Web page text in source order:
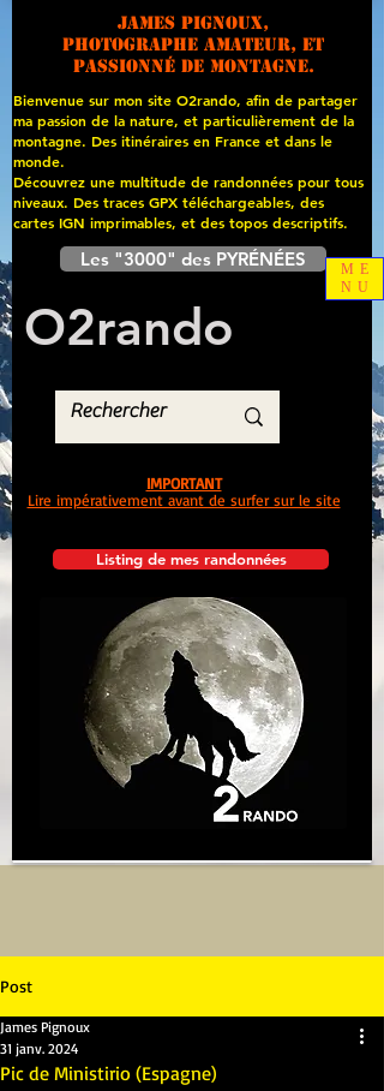
James PIGNOUX,
photographe amateur, et
passionné de montagne.
Bienvenue sur mon site O2rando, afin de partager
ma passion de la nature, et particulièrement de la
montagne. Des itinéraires en France et dans le
monde.
Découvrez une multitude de randonnées pour tous
niveaux. Des traces GPX téléchargeables, des
cartes IGN imprimables, et des topos descriptifs.
Les "3000" des PYRÉNÉES
O2rando
Listing de mes randonnées
IMPORTANT
Lire impérativement avant de surfer sur le site
ME
NU
Post
Pic de Ministirio (Espagne)
James Pignoux
31 janv. 2024